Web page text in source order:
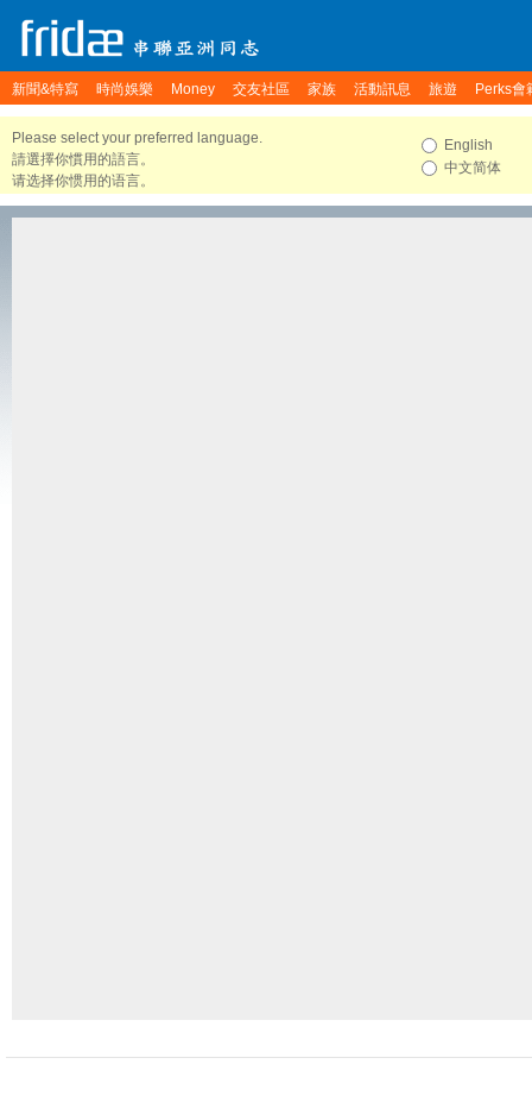
新聞&特寫 時尚娛樂 Money 交友社區 家族 活動訊息 旅遊 Perks會
Please select your preferred language.
請選擇你慣用的語言。
请选择你惯用的语言。
English
中文简体